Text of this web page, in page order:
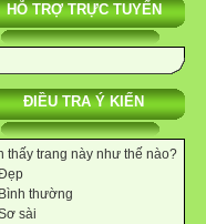
HỖ TRỢ TRỰC TUYẾN
ĐIỀU TRA Ý KIẾN
thấy trang này như thế nào?
Bình thường
sài